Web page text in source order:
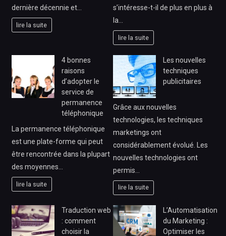
dernière décennie et…
lire la suite
s’intéresse-t-il de plus en plus à
la…
lire la suite
4 bonnes
raisons
d’adopter le
service de
permanence
téléphonique
La permanence téléphonique
est une plate-forme qui peut
être rencontrée dans la plupart
des moyennes…
lire la suite
Les nouvelles
techniques
publicitaires
Grâce aux nouvelles
technologies, les techniques
marketings ont
considérablement évolué. Les
nouvelles technologies ont
permis…
lire la suite
Traduction web
: comment
choisir la
L’Automatisation
du Marketing :
Optimiser les